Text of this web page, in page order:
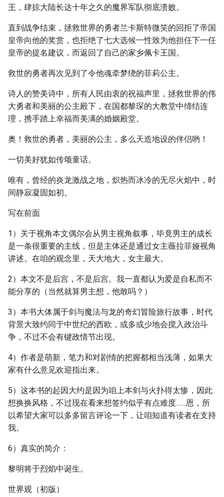
王，肆掠大陆长达十年之久的魔界军队彻底溃败。
直到战争结束，拯救世界的勇者兰卡斯特微笑的回拒了帝国
皇帝向他的奖赏，也拒绝了七大选候一性致为他担任下一任
皇帝的提名建议，而返回了自己的家乡佩卡王国。
救世的勇者再次见到了令他魂牵梦绕的菲莉公主。
诗人的赞美诗中，所有人民由衷的祝福声里，拯救世界的伟
大勇者和美丽的公主殿下，在国都黎琛的大教堂中缔结连
理，携手踏上幸福而美满的婚姻殿堂。
奥！救世的勇者，美丽的公主，多么天造地设的伴侣哟！
一切美好犹如传颂童话。
唯有，曾经的炎龙激战之地，炽热而冰冷的无尽火焰中，时
间静寂凝固如初。
写在前面
1）关于视角本文偶尔会从男主视角叙事，毕竟男主的成长
是一条很重要的主线，但是主体还是通过女主薇拉菲娅视角
讲述。在咱的观念里，天大地大，女主最大。
2）本文不是后宫，不是后宫。我一直都认为爱是自私而不
能分享的（当然就算男主想，他敢吗？）
3）本书大体属于剑与魔法与龙的奇幻冒险旅行故事，时代
背景大致约同于中世纪的西欧，或多或少地会搅入政治斗
争，不过不会有键政情节出现。
4）作者是萌新，笔力和对剧情的把握都相当浅薄，如果大
家有什么意见欢迎指出来。
5）这本书的起因大约是因为咱上本剑与火扑得太惨，因此
想换换风格，不过现在看来想签约似乎有点难度……恩，所
以希望大家可以多多留言评论一下，让咱知道有读者在支持
我。
6）真实的简介：
黎明将于烈焰中诞生。
世界观（初版）